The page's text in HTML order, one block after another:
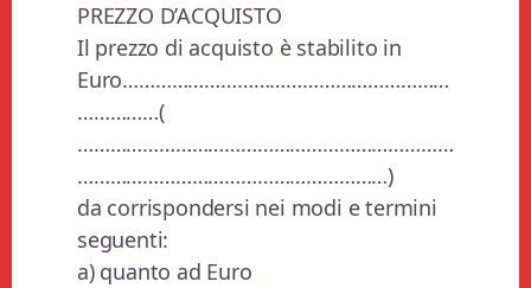
PREZZO D’ACQUISTO
Il prezzo di acquisto è stabilito in
Euro……………………………………………………
……………(
……………………………………………………………
…………………………………………………)
da corrispondersi nei modi e termini
seguenti:
a) quanto ad Euro